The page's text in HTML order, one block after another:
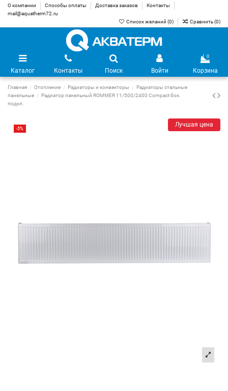
О компании Способы оплаты Доставка заказов
Контакты
mail@aquatherm72.ru
Список желаний (0) Сравнить (0)
Каталог Контакты Поиск Войти
0
Корзина
Главная Отопление Радиаторы и конвекторы
Радиаторы стальные
панельные
Радиатор панельный ROMMER 11/500/2400 Compact бок.
подкл.
-5%
Лучшая цена